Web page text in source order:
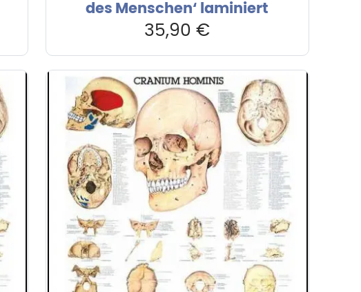
des Menschen‘ laminiert
35,90€